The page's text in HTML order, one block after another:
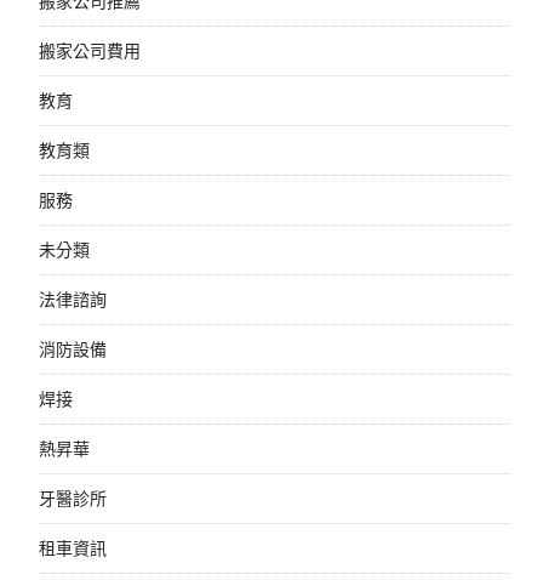
搬家公司費用
教育
教育類
服務
未分類
法律諮詢
消防設備
焊接
熱昇華
牙醫診所
租車資訊